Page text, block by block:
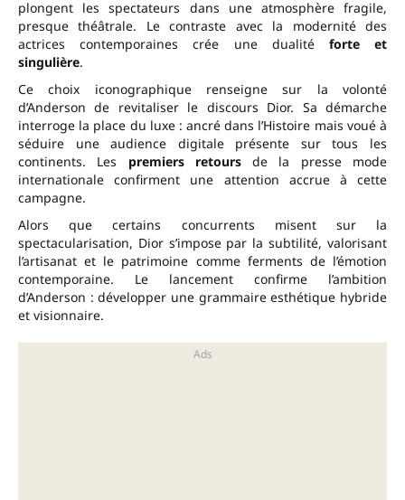
plongent les spectateurs dans une atmosphère fragile,
presque théâtrale. Le contraste avec la modernité des
actrices contemporaines crée une dualité forte et
singulière.
Ce choix iconographique renseigne sur la volonté
d’Anderson de revitaliser le discours Dior. Sa démarche
interroge la place du luxe : ancré dans l’Histoire mais voué à
séduire une audience digitale présente sur tous les
continents. Les premiers retoursde la presse mode
internationale confirment une attention accrue à cette
campagne.
Alors que certains concurrents misent sur la
spectacularisation, Dior s’impose par la subtilité, valorisant
l’artisanat et le patrimoine comme ferments de l’émotion
contemporaine. Le lancement confirme l’ambition
d’Anderson : développer une grammaire esthétique hybride
et visionnaire.